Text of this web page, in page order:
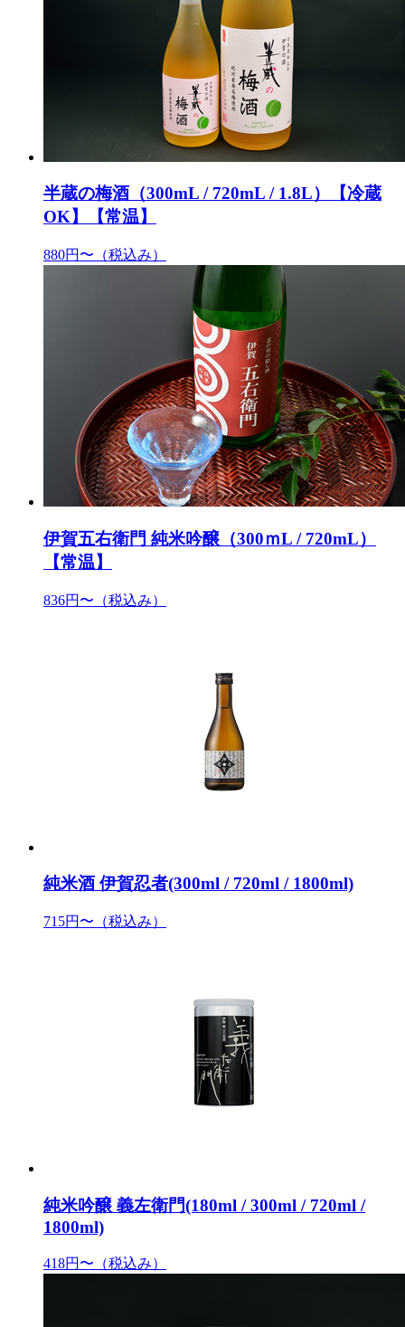
半蔵の梅酒（300mL / 720mL / 1.8L）【冷蔵
OK】【常温】
880円〜 （税込み）
伊賀五右衛門 純米吟醸（300ｍL / 720mL）
【常温】
836円〜 （税込み）
純米酒 伊賀忍者(300ml / 720ml / 1800ml)
715円〜 （税込み）
純米吟醸 義左衛門(180ml / 300ml / 720ml /
1800ml)
418円〜 （税込み）